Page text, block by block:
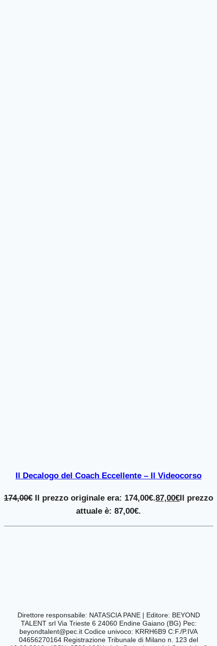
Il Decalogo del Coach Eccellente – Il Videocorso
174,00€ Il prezzo originale era: 174,00€.87,00€Il prezzo
attuale è: 87,00€.
Direttore responsabile: NATASCIA PANE | Editore: BEYOND
TALENT srl Via Trieste 6 24060 Endine Gaiano (BG) Pec:
beyondtalent@pec.it Codice univoco: KRRH6B9 C:F./P.IVA
04656270164 Registrazione Tribunale di Milano n. 123 del